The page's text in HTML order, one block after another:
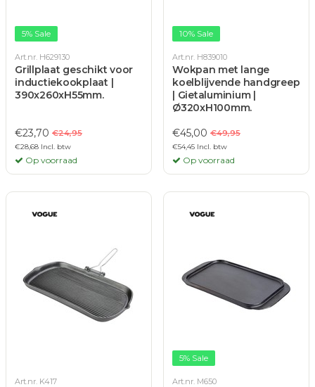
5% Sale
Art.nr. H629130
Grillplaat geschikt voor
inductiekookplaat |
390x260xH55mm.
€23,70 €24,95
€28,68 Incl. btw
Op voorraad
10% Sale
Art.nr. H839010
Wokpan met lange
koelblijvende handgreep
| Gietaluminium |
Ø320xH100mm.
€45,00 €49,95
€54,45 Incl. btw
Op voorraad
Art.nr. K417
5% Sale
Art.nr. M650